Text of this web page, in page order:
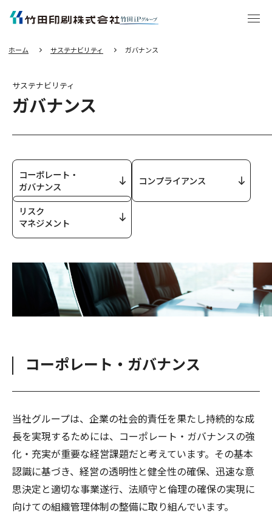
ホーム サステナビリティ ガバナンス
サステナビリティ
ガバナンス
コーポレート・
ガバナンス
コンプライアンス
リスク
マネジメント
コーポレート・ガバナンス
当社グループは、企業の社会的責任を果たし持続的な成
長を実現するためには、コーポレート・ガバナンスの強
化・充実が重要な経営課題だと考えています。その基本
認識に基づき、経営の透明性と健全性の確保、迅速な意
思決定と適切な事業遂行、法順守と倫理の確保の実現に
向けての組織管理体制の整備に取り組んでいます。